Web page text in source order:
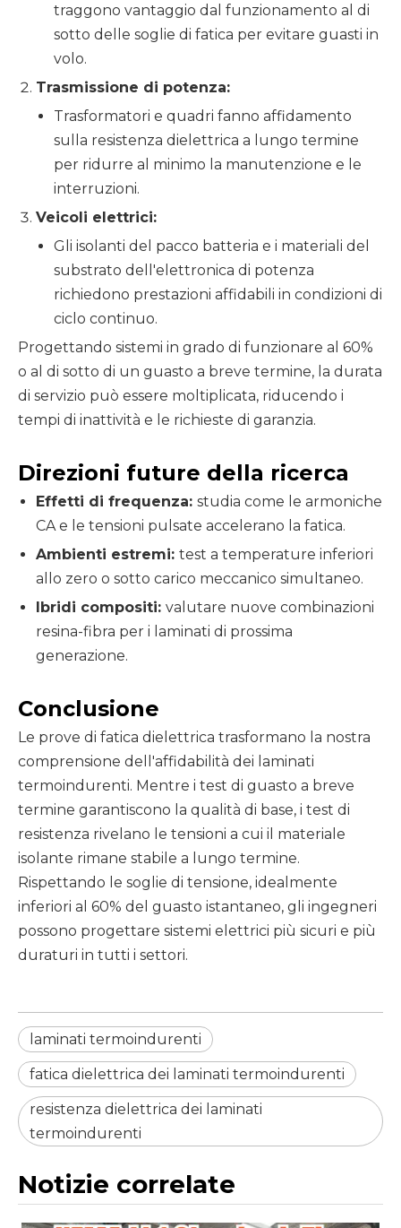
traggono vantaggio dal funzionamento al di
sotto delle soglie di fatica per evitare guasti in
volo.
Trasmissione di potenza:
Trasformatori e quadri fanno affidamento
sulla resistenza dielettrica a lungo termine
per ridurre al minimo la manutenzione e le
interruzioni.
Veicoli elettrici:
Gli isolanti del pacco batteria e i materiali del
substrato dell'elettronica di potenza
richiedono prestazioni affidabili in condizioni di
ciclo continuo.
Progettando sistemi in grado di funzionare al 60%
o al di sotto di un guasto a breve termine, la durata
di servizio può essere moltiplicata, riducendo i
tempi di inattività e le richieste di garanzia.
Direzioni future della ricerca
Effetti di frequenza: studia come le armoniche
CA e le tensioni pulsate accelerano la fatica.
Ambienti estremi: test a temperature inferiori
allo zero o sotto carico meccanico simultaneo.
Ibridi compositi: valutare nuove combinazioni
resina-fibra per i laminati di prossima
generazione.
Conclusione
Le prove di fatica dielettrica trasformano la nostra
comprensione dell'affidabilità dei laminati
termoindurenti. Mentre i test di guasto a breve
termine garantiscono la qualità di base, i test di
resistenza rivelano le tensioni a cui il materiale
isolante rimane stabile a lungo termine.
Rispettando le soglie di tensione, idealmente
inferiori al 60% del guasto istantaneo, gli ingegneri
possono progettare sistemi elettrici più sicuri e più
duraturi in tutti i settori.
laminati termoindurenti
fatica dielettrica dei laminati termoindurenti
resistenza dielettrica dei laminati
termoindurenti
Notizie correlate